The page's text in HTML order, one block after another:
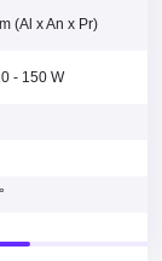
(Al x An x Pr)
- 150 W